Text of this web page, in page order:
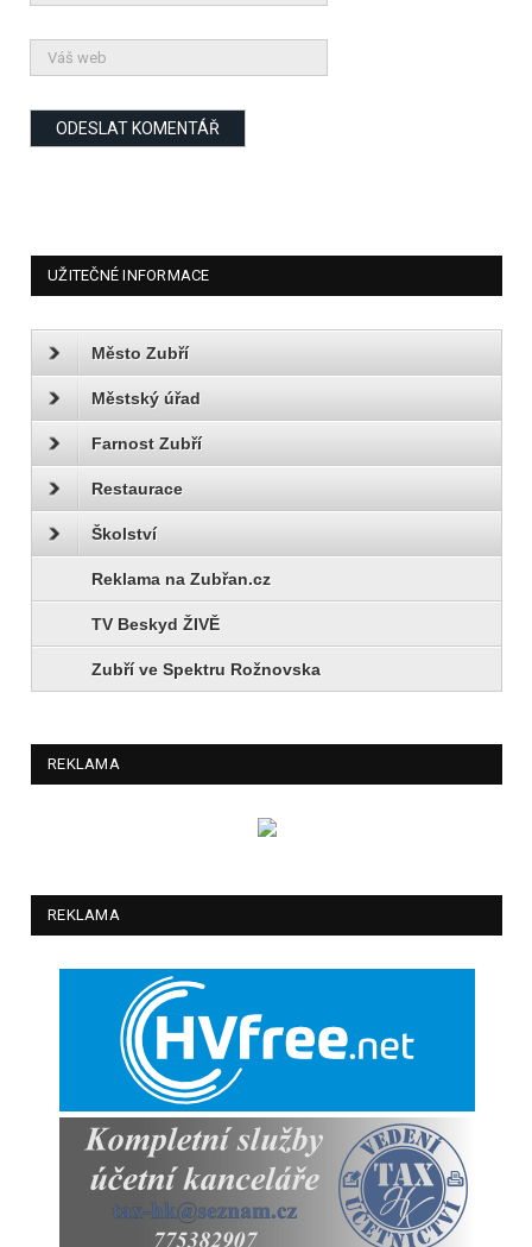
UŽITEČNÉ INFORMACE
Město Zubří
Městský úřad
Farnost Zubří
Restaurace
Školství
Reklama na Zubřan.cz
TV Beskyd ŽIVĚ
Zubří ve Spektru Rožnovska
REKLAMA
REKLAMA